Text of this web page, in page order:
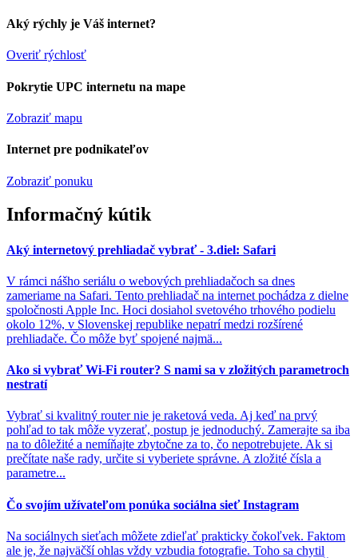
Aký rýchly je Váš internet?
Overiť rýchlosť
Pokrytie UPC internetu na mape
Zobraziť mapu
Internet pre podnikateľov
Zobraziť ponuku
Informačný kútik
Aký internetový prehliadač vybrať - 3.diel: Safari
V rámci nášho seriálu o webových prehliadačoch sa dnes
zameriame na Safari. Tento prehliadač na internet pochádza z dielne
spoločnosti Apple Inc. Hoci dosiahol svetového trhového podielu
okolo 12%, v Slovenskej republike nepatrí medzi rozšírené
prehliadače. Čo môže byť spojené najmä...
Ako si vybrať Wi-Fi router? S nami sa v zložitých parametroch
nestratí
Vybrať si kvalitný router nie je raketová veda. Aj keď na prvý
pohľad to tak môže vyzerať, postup je jednoduchý. Zamerajte sa iba
na to dôležité a nemíňajte zbytočne za to, čo nepotrebujete. Ak si
prečítate naše rady, určite si vyberiete správne. A zložité čísla a
parametre...
Čo svojím užívateľom ponúka sociálna sieť Instagram
Na sociálnych sieťach môžete zdieľať prakticky čokoľvek. Faktom
ale je, že najväčší ohlas vždy vzbudia fotografie. Toho sa chytil